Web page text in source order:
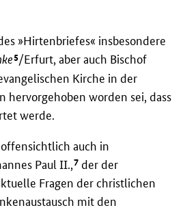
»Hirtenbriefes« insbesondere
5/Erfurt, aber auch Bischof
Kirche in der
hervorgehoben worden sei, dass
werde.
auch in
Paul II.,7 der der
Fragen der christlichen
mit den